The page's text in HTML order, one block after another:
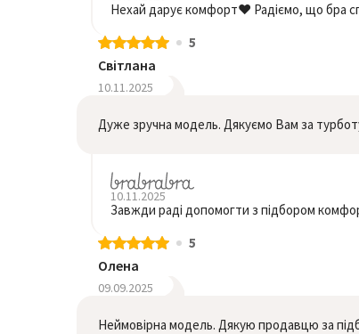
Нехай дарує комфорт❤️ Радіємо, що бра
5
Світлана
10.11.2025
Дуже зручна модель. Дякуємо Вам за
10.11.2025
Завжди раді допомогти з підбором
5
Олена
09.09.2025
Неймовірна модель. Дякую продавцю за